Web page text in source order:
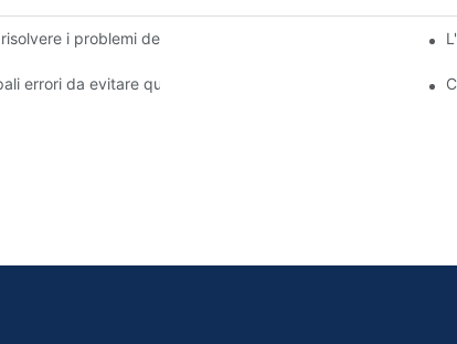
i problemi del sistema frenante: una guida passo
errori da evitare quando si sostituiscono i componenti